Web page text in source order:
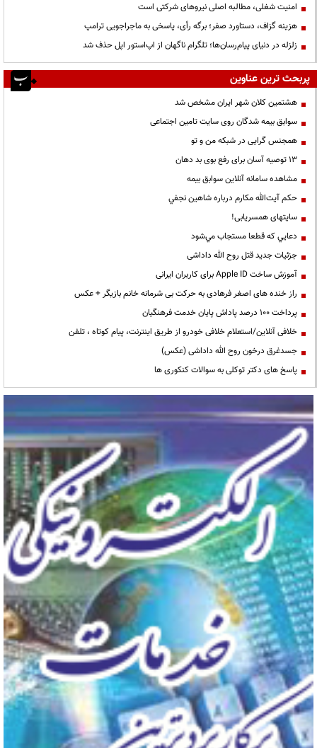
‌امنیت شغلی، مطالبه اصلی نیروهای شرکتی است
هزینه گزاف، دستاورد صفر؛ برگه رأی، پاسخی به ماجراجویی ترامپ
زلزله در دنیای پیام‌رسان‌ها؛ تلگرام ناگهان از اپ‌استور اپل حذف شد
پربحث ترین عناوین
هشتمین کلان شهر ایران مشخص شد
سوابق بیمه شدگان روی سایت تامین اجتماعی
همجنس گرایی در شبکه من و تو
13 توصیه آسان برای رفع بوی بد دهان
مشاهده سامانه آنلاين سوابق بیمه
حكم آيت‌الله مكارم درباره شاهين نجفي
سایتهای همسریابی!
دعايي كه قطعا مستجاب مي‌شود
جزئیات جدید قتل روح الله داداشی
آموزش ساخت Apple ID برای کاربران ایرانی
راز خنده های اصغر فرهادی به حرکت بی شرمانه خانم بازیگر + عکس
پرداخت ۱۰۰ درصد پاداش پایان خدمت فرهنگیان
خلافی آنلاین/استعلام خلافی خودرو از طریق اینترنت، پیام کوتاه ، تلفن
جسدغرق درخون روح الله داداشی (عکس)
پاسخ های دکتر توکلی به سوالات کنکوری ها